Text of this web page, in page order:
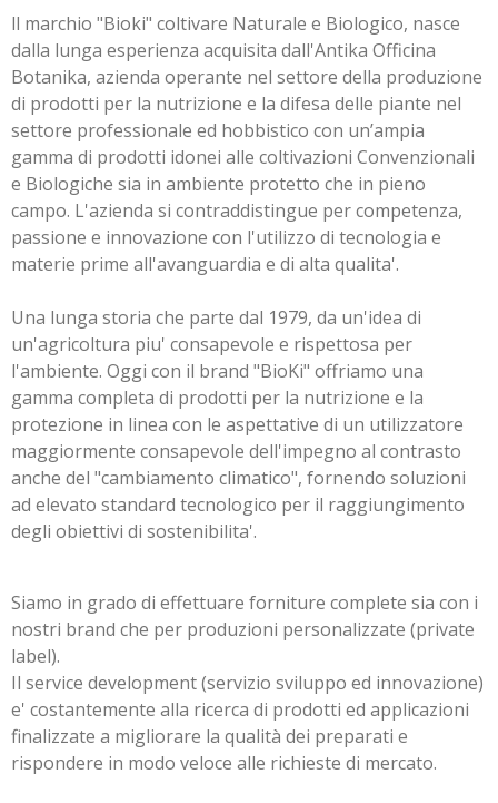
ll marchio "Bioki" coltivare Naturale e Biologico, nasce
dalla lunga esperienza acquisita dall'Antika Officina
Botanika, azienda operante nel settore della produzione
di prodotti per la nutrizione e la difesa delle piante nel
settore professionale ed hobbistico con un’ampia
gamma di prodotti idonei alle coltivazioni Convenzionali
e Biologiche sia in ambiente protetto che in pieno
campo. L'azienda si contraddistingue per competenza,
passione e innovazione con l'utilizzo di tecnologia e
materie prime all'avanguardia e di alta qualita'.
Una lunga storia che parte dal 1979, da un'idea di
un'agricoltura piu' consapevole e rispettosa per
l'ambiente. Oggi con il brand "BioKi" offriamo una
gamma completa di prodotti per la nutrizione e la
protezione in linea con le aspettative di un utilizzatore
maggiormente consapevole dell'impegno al contrasto
anche del "cambiamento climatico", fornendo soluzioni
ad elevato standard tecnologico per il raggiungimento
degli obiettivi di sostenibilita'.
Siamo in grado di effettuare forniture complete sia con i
nostri brand che per produzioni personalizzate (private
label).
Il service development (servizio sviluppo ed innovazione)
e' costantemente alla ricerca di prodotti ed applicazioni
finalizzate a migliorare la qualità dei preparati e
rispondere in modo veloce alle richieste di mercato.